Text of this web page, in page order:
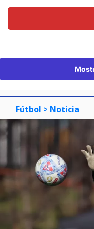
Fútbol > Noticia